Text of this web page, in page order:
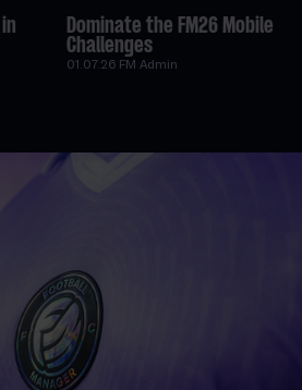
Dominate the FM26 Mobile
Challenges
01.07.26 FM Admin